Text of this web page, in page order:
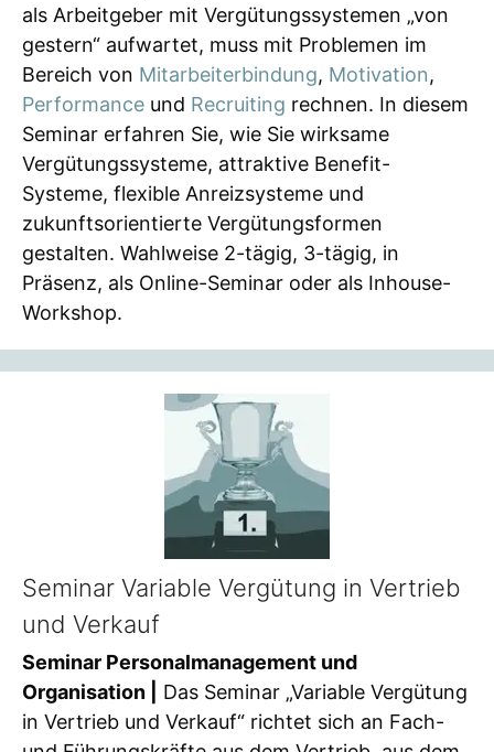
als Arbeitgeber mit Vergütungssystemen „von
gestern“ aufwartet, muss mit Problemen im
Bereich von Mitarbeiterbindung, Motivation,
Performance und Recruiting rechnen. In diesem
Seminar erfahren Sie, wie Sie wirksame
Vergütungssysteme, attraktive Benefit-
Systeme, flexible Anreizsysteme und
zukunftsorientierte Vergütungsformen
gestalten. Wahlweise 2-tägig, 3-tägig, in
Präsenz, als Online-Seminar oder als Inhouse-
Workshop.
Seminar Variable Vergütung in Vertrieb
und Verkauf
Seminar Personalmanagement und
Organisation |
Das Seminar „Variable Vergütung
in Vertrieb und Verkauf“ richtet sich an Fach-